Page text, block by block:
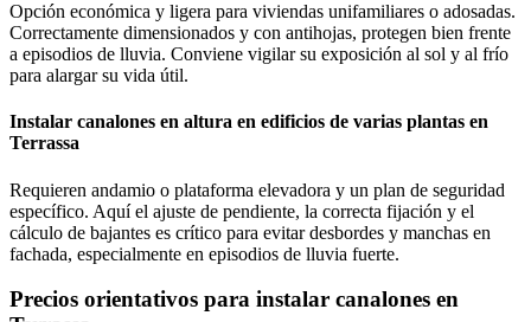
Opción económica y ligera para viviendas unifamiliares o adosadas.
Correctamente dimensionados y con antihojas, protegen bien frente
a episodios de lluvia. Conviene vigilar su exposición al sol y al frío
para alargar su vida útil.
Instalar canalones en altura en edificios de varias plantas en
Terrassa
Requieren andamio o plataforma elevadora y un plan de seguridad
específico. Aquí el ajuste de pendiente, la correcta fijación y el
cálculo de bajantes es crítico para evitar desbordes y manchas en
fachada, especialmente en episodios de lluvia fuerte.
Precios orientativos para instalar canalones en